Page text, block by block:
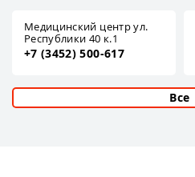
Медицинский центр ул.
Республики 40 к.1
+7 (3452) 500-617
Все